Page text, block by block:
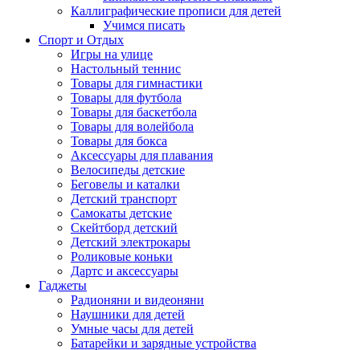
Каллиграфические прописи для детей
Учимся писать
Спорт и Отдых
Игры на улице
Настольный теннис
Товары для гимнастики
Товары для футбола
Товары для баскетбола
Товары для волейбола
Товары для бокса
Аксессуары для плавания
Велосипеды детские
Беговелы и каталки
Детский транспорт
Самокаты детские
Скейтборд детский
Детский электрокары
Роликовые коньки
Дартс и аксессуары
Гаджеты
Радионяни и видеоняни
Наушники для детей
Умные часы для детей
Батарейки и зарядные устройства